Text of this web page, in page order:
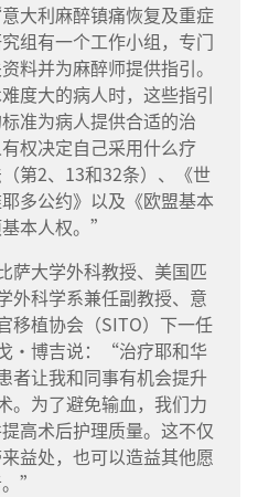
大利麻醉镇痛恢复及重症
组有一个工作小组，专门
料并为麻醉师提供指引。
度大的病人时，这些指引
准为病人提供合适的治
权决定自己采用什么疗
第2、13和32条）、《世
多公约》以及《欧盟基本
本人权。”
萨大学外科教授、美国匹
外科学系兼任副教授、意
移植协会（SITO）下一任
·博吉说：“治疗耶和华
者让我和同事有机会提升
。为了避免输血，我们力
高术后护理质量。这不仅
益处，也可以造益其他愿
”